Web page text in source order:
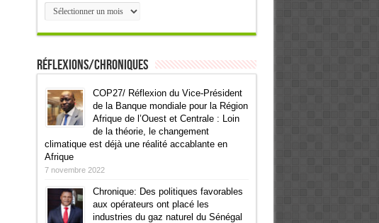
Archives
Réflexions/Chroniques
COP27/ Réflexion du Vice-Président
de la Banque mondiale pour la Région
Afrique de l’Ouest et Centrale : Loin
de la théorie, le changement
climatique est déjà une réalité accablante en
Afrique
7 novembre 2022
Chronique: Des politiques favorables
aux opérateurs ont placé les
industries du gaz naturel du Sénégal